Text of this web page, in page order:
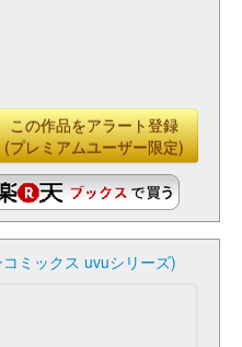
この作品をアラート登録
(プレミアムユーザー限定)
ミックス uvuシリーズ)